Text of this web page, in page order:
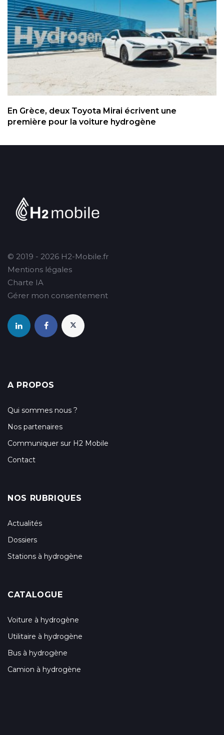
En Grèce, deux Toyota Mirai écrivent une
première pour la voiture hydrogène
© 2019 - 2026 H2-Mobile.fr
Mentions légales
Charte IA
Gérer mon consentement
A PROPOS
Qui sommes nous ?
Nos partenaires
Communiquer sur H2 Mobile
Contact
NOS RUBRIQUES
Actualités
Dossiers
Stations à hydrogène
CATALOGUE
Voiture à hydrogène
Utilitaire à hydrogène
Bus à hydrogène
Camion à hydrogène